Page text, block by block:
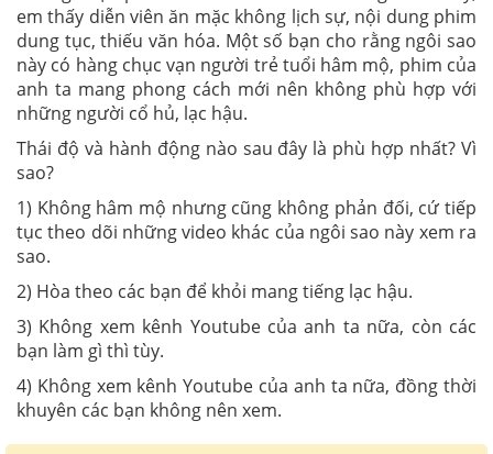
em thấy diễn viên ăn mặc không lịch sự, nội dung phim
dung tục, thiếu văn hóa. Một số bạn cho rằng ngôi sao
này có hàng chục vạn người trẻ tuổi hâm mộ, phim của
anh ta mang phong cách mới nên không phù hợp với
những người cổ hủ, lạc hậu.
Thái độ và hành động nào sau đây là phù hợp nhất? Vì
sao?
1) Không hâm mộ nhưng cũng không phản đối, cứ tiếp
tục theo dõi những video khác của ngôi sao này xem ra
sao.
2) Hòa theo các bạn để khỏi mang tiếng lạc hậu.
3) Không xem kênh Youtube của anh ta nữa, còn các
bạn làm gì thì tùy.
4) Không xem kênh Youtube của anh ta nữa, đồng thời
khuyên các bạn không nên xem.